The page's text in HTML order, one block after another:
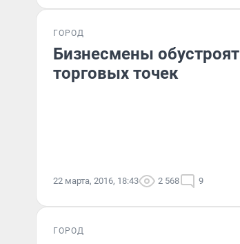
ГОРОД
Бизнесмены
торговых точек
22 марта, 2016, 18:43 2 568 9
ГОРОД